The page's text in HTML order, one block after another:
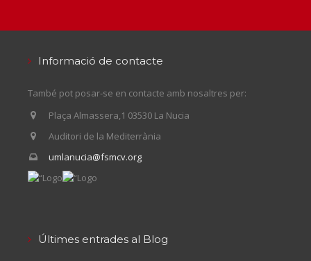
Informació de contacte
També pot posar-se en contacte amb nosaltres per:
Plaça Almassera,1 03530 La Nucia
Auditori de la Mediterrània
umlanucia@fsmcv.org
Últimes entrades al Blog